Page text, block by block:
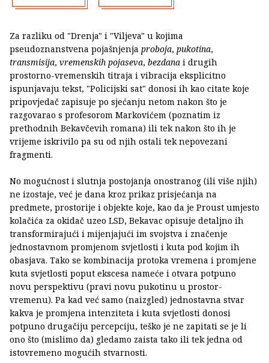
Za razliku od "Drenja" i "Viljeva" u kojima
pseudoznanstvena pojašnjenja proboja, pukotina,
transmisija, vremenskih pojaseva, bezdana i drugih
prostorno-vremenskih titraja i vibracija eksplicitno
ispunjavaju tekst, "Policijski sat" donosi ih kao citate koje
pripovjedač zapisuje po sjećanju netom nakon što je
razgovarao s profesorom Markovićem (poznatim iz
prethodnih Bekavčevih romana) ili tek nakon što ih je
vrijeme iskrivilo pa su od njih ostali tek nepovezani
fragmenti.
No mogućnost i slutnja postojanja onostranog (ili više njih)
ne izostaje, već je dana kroz prikaz prisjećanja na
predmete, prostorije i objekte koje, kao da je Proust umjesto
kolačića za okidač uzeo LSD, Bekavac opisuje detaljno ih
transformirajući i mijenjajući im svojstva i značenje
jednostavnom promjenom svjetlosti i kuta pod kojim ih
obasjava. Tako se kombinacija protoka vremena i promjene
kuta svjetlosti poput ekscesa nameće i otvara potpuno
novu perspektivu (pravi novu pukotinu u prostor-
vremenu). Pa kad već samo (naizgled) jednostavna stvar
kakva je promjena intenziteta i kuta svjetlosti donosi
potpuno drugačiju percepciju, teško je ne zapitati se je li
ono što (mislimo da) gledamo zaista tako ili tek jedna od
istovremeno mogućih stvarnosti.